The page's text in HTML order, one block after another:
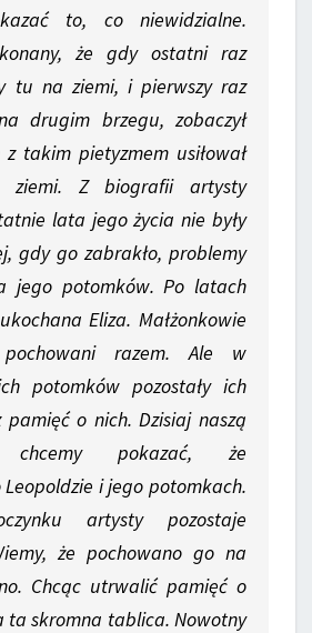
to, co niewidzialne.
że gdy ostatni raz
tu na ziemi, i pierwszy raz
drugim brzegu, zobaczył
takim pietyzmem usiłował
ziemi. Z biografii artysty
lata jego życia nie były
gdy go zabrakło, problemy
jego potomków. Po latach
Eliza. Małżonkowie
razem. Ale w
potomków pozostały ich
o nich. Dzisiaj naszą
chcemy pokazać, że
i jego potomkach.
artysty pozostaje
że pochowano go na
Chcąc utrwalić pamięć o
ta skromna tablica. Nowotny